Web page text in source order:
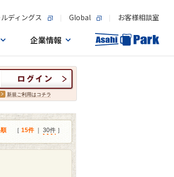
ディングス Global お客様相談室
企業情報
新規ご利用はコチラ
［ 15件｜ 30件 ］